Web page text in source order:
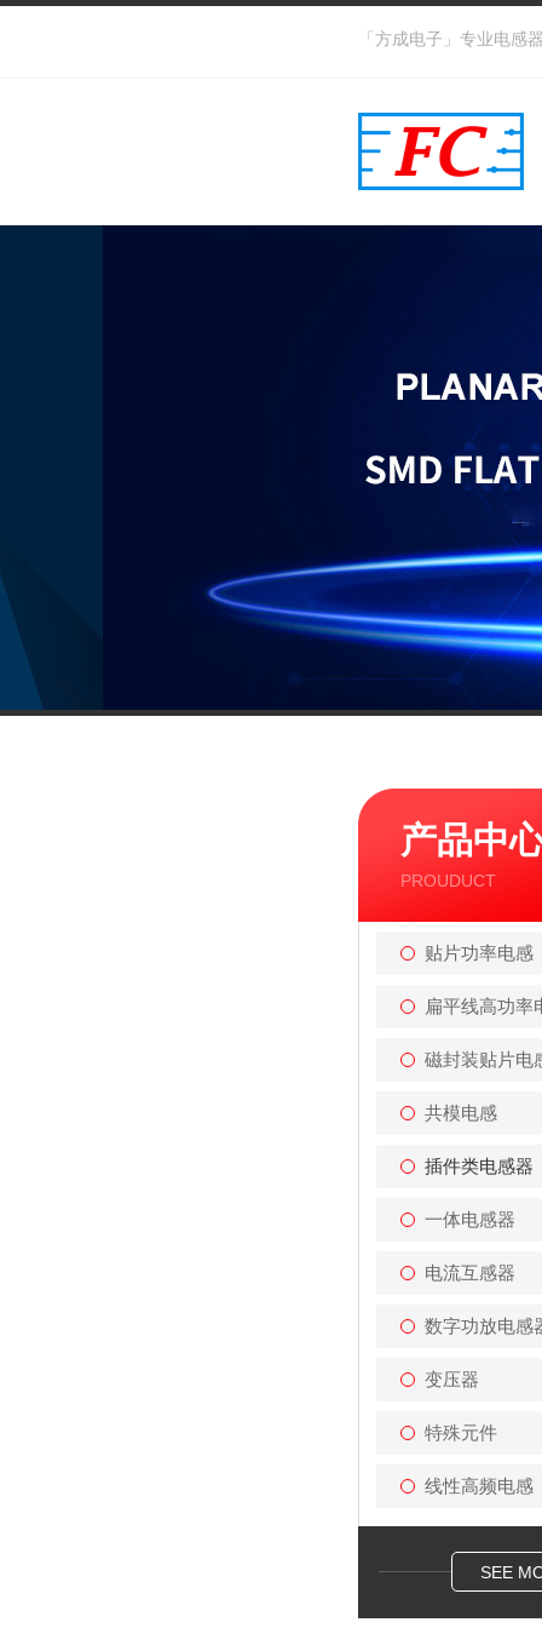
「方成电子」专业电感
产品中
PROUDUCT
贴片功率电感
扁平线高功率
磁封装贴片电
共模电感
插件类电感器
一体电感器
电流互感器
数字功放电感
变压器
特殊元件
线性高频电感
SEE